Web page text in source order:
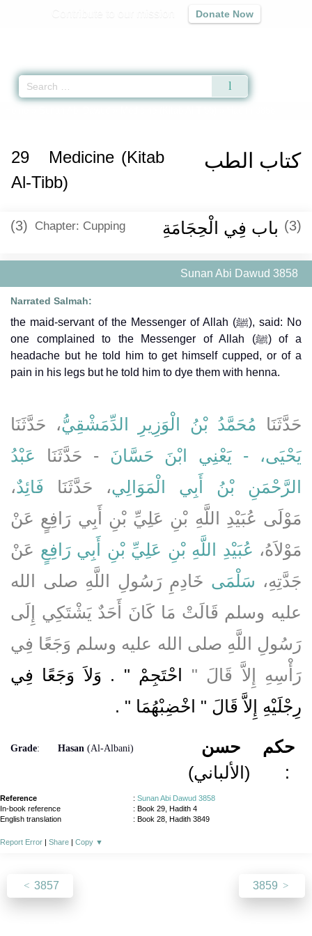
Donate Now
كتاب الطب 29
Medicine (Kitab
Al-Tibb)
(3) Chapter: Cupping (3) باب فِي الْحِجَامَةِ
Sunan Abi Dawud 3858
Narrated Salmah:
the maid-servant of the Messenger of Allah (ﷺ), said: No
one complained to the Messenger of Allah (ﷺ) of a
headache but he told him to get himself cupped, or of a
pain in his legs but he told him to dye them with henna.
حَدَّثَنَا مُحَمَّدُ بْنُ الْوَزِيرِ الدِّمَشْقِيُّ، حَدَّثَنَا
يَحْيَى، - يَعْنِي ابْنَ حَسَّانَ - حَدَّثَنَا عَبْدُ
الرَّحْمَنِ بْنُ أَبِي الْمَوَالِي، حَدَّثَنَا فَائِدٌ،
مَوْلَى عُبَيْدِ اللَّهِ بْنِ عَلِيِّ بْنِ أَبِي رَافِعٍ عَنْ
مَوْلاَهُ، عُبَيْدِ اللَّهِ بْنِ عَلِيِّ بْنِ أَبِي رَافِعٍ عَنْ
جَدَّتِهِ، سَلْمَى خَادِمِ رَسُولِ اللَّهِ صلى الله
عليه وسلم قَالَتْ مَا كَانَ أَحَدٌ يَشْتَكِي إِلَى
رَسُولِ اللَّهِ صلى الله عليه وسلم وَجَعًا فِي
رَأْسِهِ إِلاَّ قَالَ ‏"‏
احْتَجِمْ ‏"‏ ‏.‏ وَلاَ وَجَعًا فِي
رِجْلَيْهِ إِلاَّ قَالَ ‏"‏ اخْضِبْهُمَا ‏" ‏ ‏.‏
Grade: Hasan (Al-Albani)
حسن
(الألباني)
حكم
:
Reference : Sunan Abi Dawud 3858
In-book reference
: Book 29, Hadith 4
English translation
: Book 28, Hadith 3849
Report Error | Share | Copy ▼
3857 3859